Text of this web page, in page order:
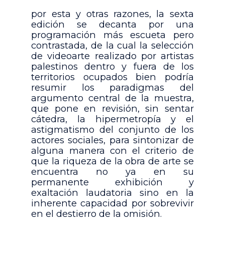
por esta y otras razones, la sexta
edición se decanta por una
programación más escueta pero
contrastada, de la cual la selección
de videoarte realizado por artistas
palestinos dentro y fuera de los
territorios ocupados bien podría
resumir los paradigmas del
argumento central de la muestra,
que pone en revisión, sin sentar
cátedra, la hipermetropía y el
astigmatismo del conjunto de los
actores sociales, para sintonizar de
alguna manera con el criterio de
que la riqueza de la obra de arte se
encuentra no ya en su
permanente exhibición y
exaltación laudatoria sino en la
inherente capacidad por sobrevivir
en el destierro de la omisión.